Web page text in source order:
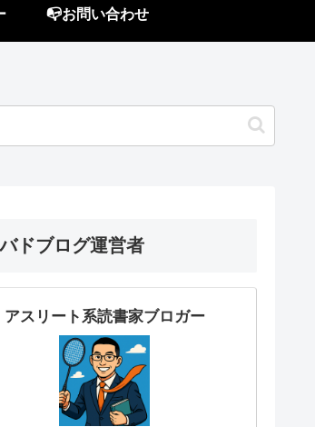
📭お問い合わせ
ドブログ運営者
アスリート系読書家ブロガー